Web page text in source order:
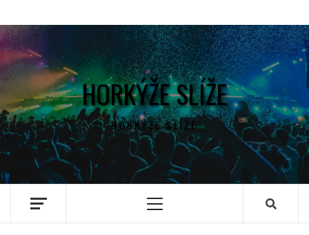
HORKÝŽE SLÍŽE
HORKÝŽE SLÍŽE
Primary